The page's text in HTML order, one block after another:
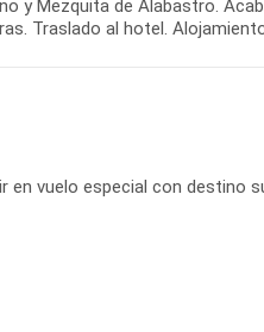
y Mezquita de Alabastro.
Traslado al hotel.
vuelo especial con destino